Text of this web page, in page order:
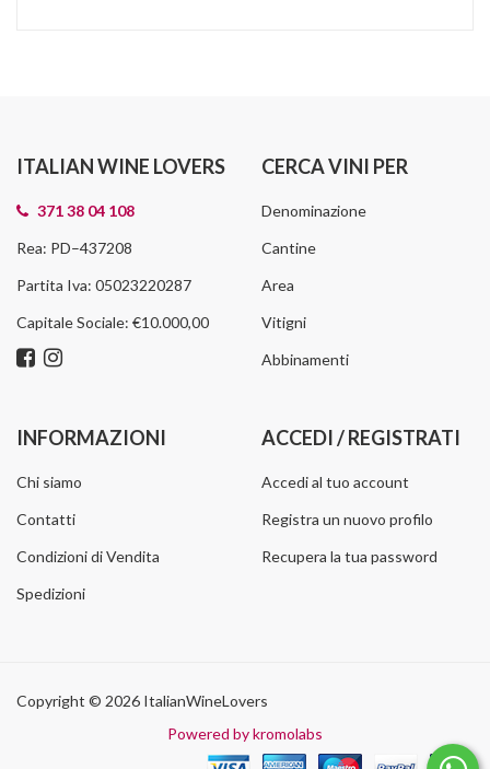
ITALIAN WINE LOVERS
371 38 04 108
Rea: PD–437208
Partita Iva: 05023220287
Capitale Sociale: €10.000,00
CERCA VINI PER
Denominazione
Cantine
Area
Vitigni
Abbinamenti
INFORMAZIONI
Chi siamo
Contatti
Condizioni di Vendita
Spedizioni
ACCEDI / REGISTRATI
Accedi al tuo account
Registra un nuovo profilo
Recupera la tua password
Copyright © 2026 ItalianWineLovers
Powered by kromolabs